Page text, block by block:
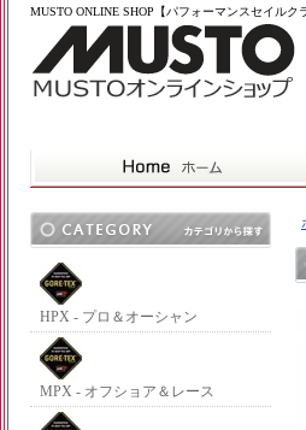
MUSTO ONLINE SHOP【パフォーマンスセイルク
HPX - プロ＆オーシャン
MPX - オフショア＆レース